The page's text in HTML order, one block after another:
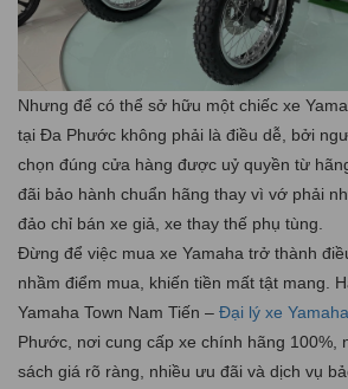
Nhưng để có thể sở hữu một chiếc xe
tại Đa Phước không phải là điều dễ, bởi
chọn đúng cửa hàng được uỷ quyền từ
đãi bảo hành chuẩn hãng thay vì vớ phải
đảo chỉ bán xe giả, xe thay thế phụ tùng.
Đừng để việc mua xe Yamaha trở thành
nhầm điểm mua, khiến tiền mất tật mang.
Yamaha Town Nam Tiến – Đại lý xe Yamaha
Phước, nơi cung cấp xe chính hãng 100%,
sách giá rõ ràng, nhiều ưu đãi và dịch vụ